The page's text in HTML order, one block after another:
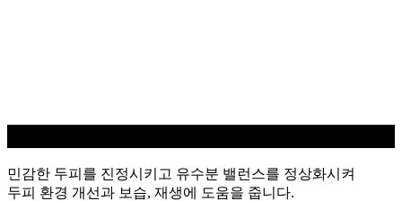
민감한 두피를 진정시키고 유수분 밸런스를 정상화시켜
두피 환경 개선과 보습, 재생에 도움을 줍니다.